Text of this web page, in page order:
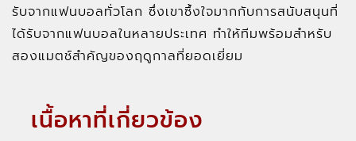
รับจากแฟนบอลทั่วโลก ซึ่งเขาซึ้งใจมากกับการสนับสนุนที่
ได้รับจากแฟนบอลในหลายประเทศ ทำให้ทีมพร้อมสำหรับ
สองแมตช์สำคัญของฤดูกาลที่ยอดเยี่ยม
เนื้อหาที่เกี่ยวข้อง